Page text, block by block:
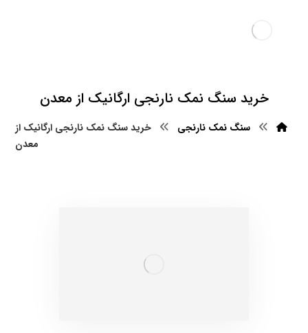
خرید سنگ نمک نارنجی ارگانیک از معدن
سنگ نمک نارنجی
خرید سنگ نمک نارنجی ارگانیک از
معدن